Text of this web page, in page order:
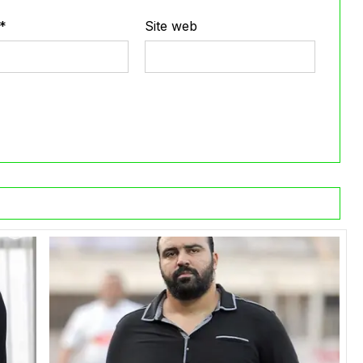
* Site web